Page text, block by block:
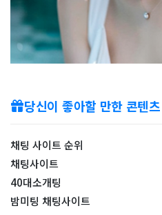
당신이 좋아할 만한 콘텐츠
채팅 사이트 순위
​채팅사이트
40대소개팅
밤미팅 채팅사이트